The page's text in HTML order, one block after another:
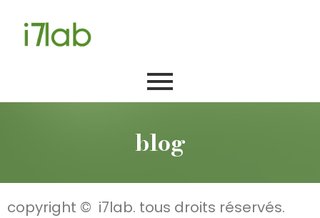
blog
copyright © i7lab. tous droits réservés.